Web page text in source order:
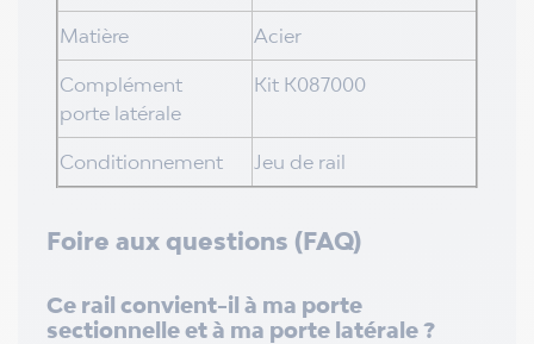
Matière Acier
Complément
porte latérale
Kit K087000
Conditionnement Jeu de rail
Foire aux questions (FAQ)
Ce rail convient-il à ma porte
sectionnelle et à ma porte latérale ?